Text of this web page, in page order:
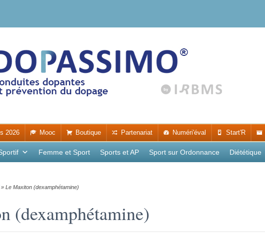
2026 Mooc Boutique Partenariat Numéri'éval Start'R
Femme et Sport Sports et AP Sport sur Ordonnance Diététique
Le Maxiton (dexamphétamine)
(dexamphétamine)